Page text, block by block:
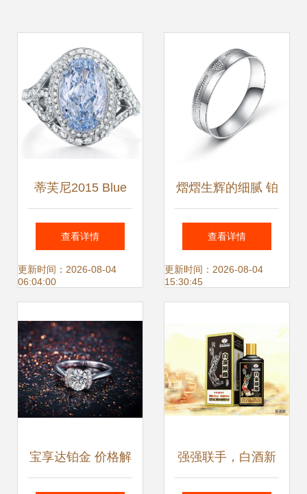
蒂芙尼2015 Blue
Book“海之博韵”高
级珠宝系列美图大
灵感
查看详情
更新时间：2026-08-04
06:04:00
熠熠生辉的细腻 铂
金戒指摄影之美
查看详情
更新时间：2026-08-04
15:30:45
宝享达铂金 价格解 强强联手，白酒新